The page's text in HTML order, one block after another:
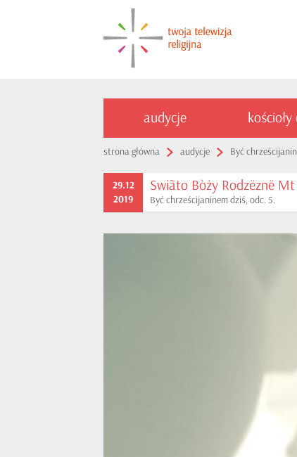
audycje
strona główna audycje Być
29.12
2019
Swiãto Bòży Rodzëznë Mt
Być chrześcijaninem dziś, odc. 5.